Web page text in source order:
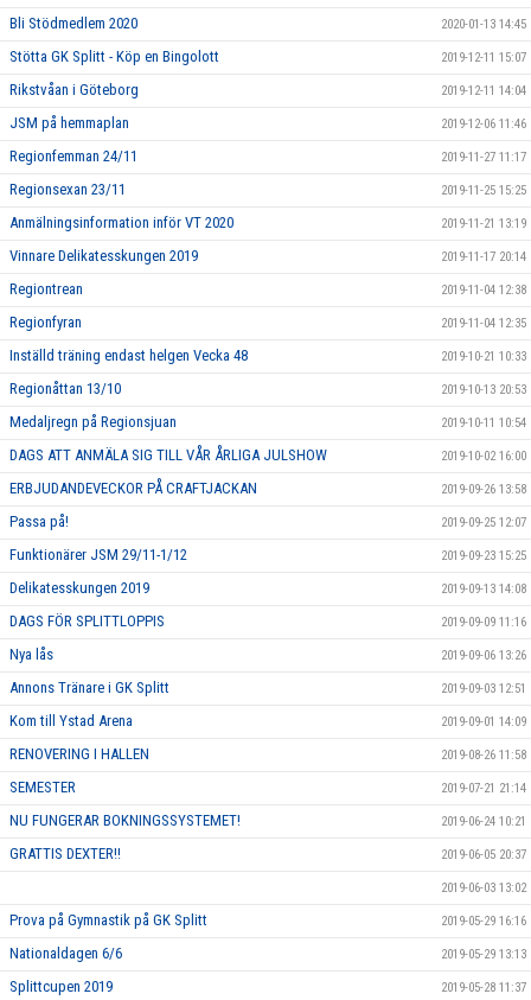
Bli Stödmedlem 2020 2020-01-13 14:45
Stötta GK Splitt - Köp en Bingolott 2019-12-11 15:07
Rikstvåan i Göteborg 2019-12-11 14:04
JSM på hemmaplan 2019-12-06 11:46
Regionfemman 24/11 2019-11-27 11:17
Regionsexan 23/11 2019-11-25 15:25
Anmälningsinformation inför VT 2020 2019-11-21 13:19
Vinnare Delikatesskungen 2019 2019-11-17 20:14
Regiontrean 2019-11-04 12:38
Regionfyran 2019-11-04 12:35
Inställd träning endast helgen Vecka 48 2019-10-21 10:33
Regionåttan 13/10 2019-10-13 20:53
Medaljregn på Regionsjuan 2019-10-11 10:54
DAGS ATT ANMÄLA SIG TILL VÅR ÅRLIGA JULSHOW 2019-10-02 16:00
ERBJUDANDEVECKOR PÅ CRAFTJACKAN 2019-09-26 13:58
Passa på! 2019-09-25 12:07
Funktionärer JSM 29/11-1/12 2019-09-23 15:25
Delikatesskungen 2019 2019-09-13 14:08
DAGS FÖR SPLITTLOPPIS 2019-09-09 11:16
Nya lås 2019-09-06 13:26
Annons Tränare i GK Splitt 2019-09-03 12:51
Kom till Ystad Arena 2019-09-01 14:09
RENOVERING I HALLEN 2019-08-26 11:58
SEMESTER 2019-07-21 21:14
NU FUNGERAR BOKNINGSSYSTEMET! 2019-06-24 10:21
GRATTIS DEXTER!! 2019-06-05 20:37
2019-06-03 13:02
Prova på Gymnastik på GK Splitt 2019-05-29 16:16
Nationaldagen 6/6 2019-05-29 13:13
Splittcupen 2019 2019-05-28 11:37